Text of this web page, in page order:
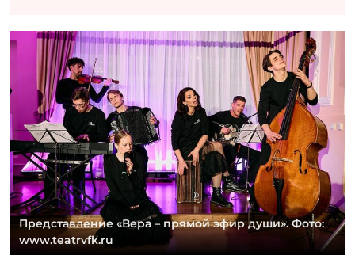
Представление «Вера – прямой эфир души». Фото:
www.teatrvfk.ru